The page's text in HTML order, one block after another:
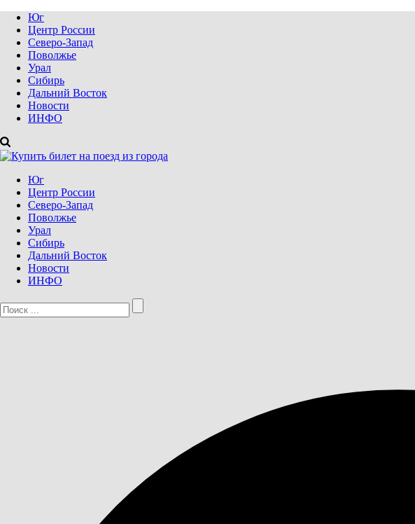
Юг
Центр России
Северо-Запад
Поволжье
Урал
Сибирь
Дальний Восток
Новости
ИНФО
Юг
Центр России
Северо-Запад
Поволжье
Урал
Сибирь
Дальний Восток
Новости
ИНФО